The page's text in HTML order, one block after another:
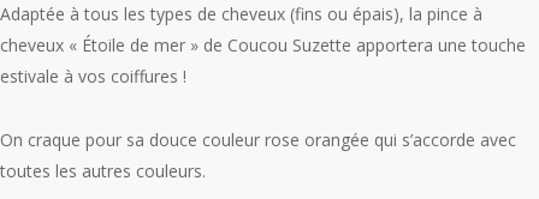
Adaptée à tous les types de cheveux (fins ou épais), la pince à
cheveux « Étoile de mer » de Coucou Suzette apportera une touche
estivale à vos coiffures !
On craque pour sa douce couleur rose orangée qui s’accorde avec
toutes les autres couleurs.